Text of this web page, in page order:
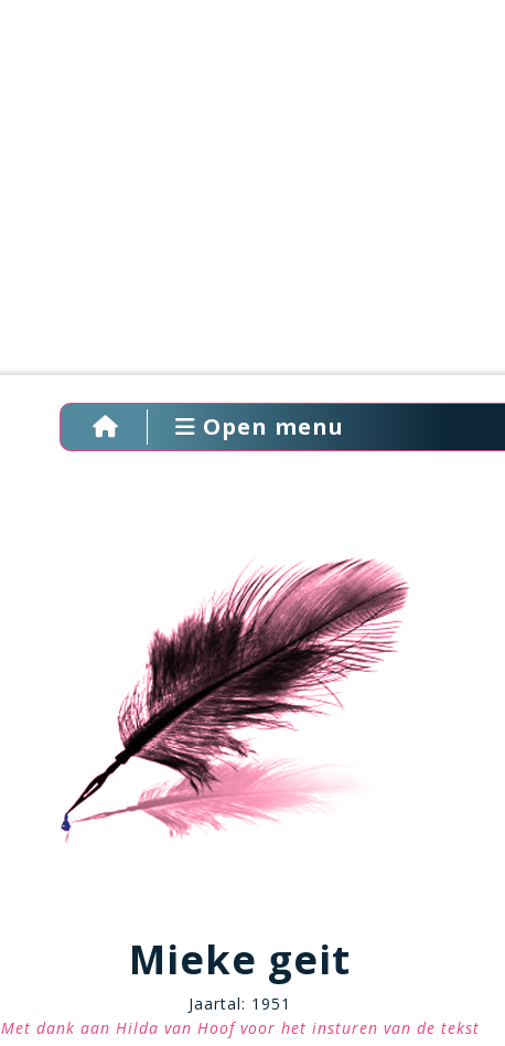
Open menu
Mieke geit
Jaartal: 1951
Met dank aan Hilda van Hoof voor het insturen van de tekst